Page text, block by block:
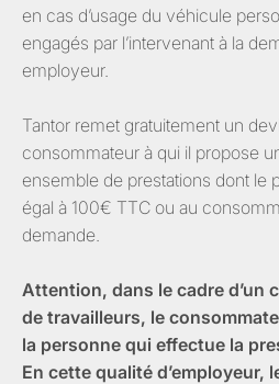
en cas d’usage du véhicule
engagés par l’intervenant à la
employeur.
Tantor remet gratuitement un
consommateur à qui il propose
ensemble de prestations dont le
égal à 100€ TTC ou au
demande.
Attention, dans le cadre d’un
de travailleurs, le
la personne qui effectue la
En cette qualité d’employeur,